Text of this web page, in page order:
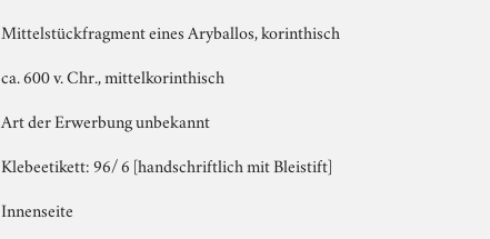
Mittelstückfragment eines Aryballos, korinthisch
ca. 600 v. Chr., mittelkorinthisch
Art der Erwerbung unbekannt
Klebeetikett: 96/ 6 [handschriftlich mit Bleistift]
Innenseite